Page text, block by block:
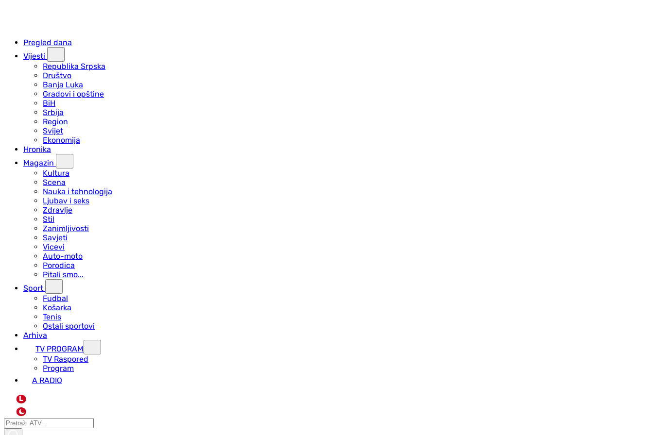
Pregled dana
Vijesti
Republika Srpska
Društvo
Banja Luka
Gradovi i opštine
BiH
Srbija
Region
Svijet
Ekonomija
Hronika
Magazin
Kultura
Scena
Nauka i tehnologija
Ljubav i seks
Zdravlje
Stil
Zanimljivosti
Savjeti
Vicevi
Auto-moto
Porodica
Pitali smo...
Sport
Fudbal
Košarka
Tenis
Ostali sportovi
Arhiva
TV PROGRAM
ТV Raspored
Program
A RADIO
L